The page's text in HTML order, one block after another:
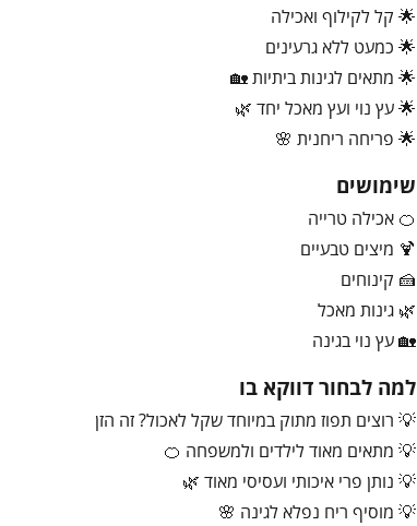
🌟 קל לקילוף ואכילה
🌟 כמעט ללא גרעינים
🌟 מתאים לגינות ביתיות 🏡
🌟 עץ נוי ועץ מאכל יחד 🌿
🌟 פריחה ריחנית 🌸
שימושים
🍊 אכילה טרייה
🍹 מיצים טבעיים
🍰 קינוחים
🌿 גינות מאכל
🏡 עץ נוי בגינה
למה לבחור דווקא בו
💡 רוצים תפוז מתוק במיוחד שקל לאכול? זה הזן
💡 מתאים מאוד לילדים ולמשפחה 🍊
💡 נותן פרי איכותי ועסיסי מאוד 🌿
💡 מוסיף ריח נפלא לגינה 🌸